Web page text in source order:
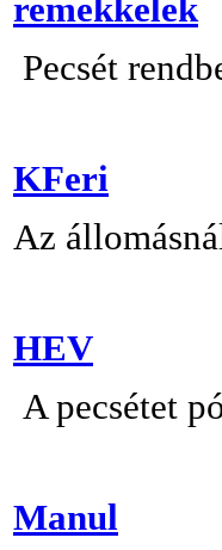
remekkelek
Pecsét
KFeri
Az
HEV
A pecsétet
Manul